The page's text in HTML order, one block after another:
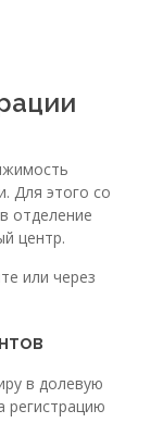
Для этого со
отделение
центр.
или через
в долевую
регистрацию